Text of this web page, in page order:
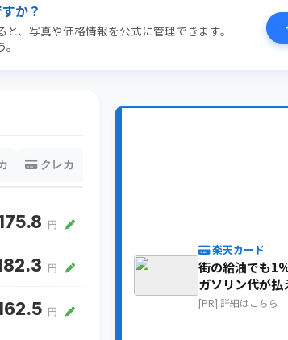
か？
、写真や価格情報を公式に管理できます。
クレカ
円
円
円
楽天カード
街の給油でも
ガソリン代が払
[PR] 詳細はこちら